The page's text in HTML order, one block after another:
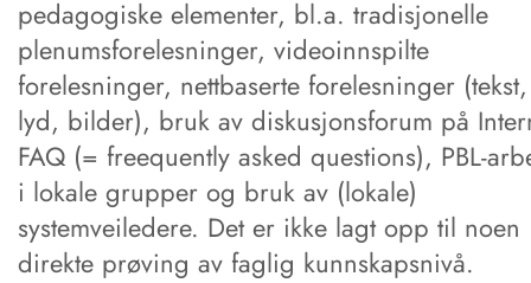
pedagogiske elementer, bl.a. tradisjonelle
plenumsforelesninger, videoinnspilte
forelesninger, nettbaserte forelesninger (tekst,
lyd, bilder), bruk av diskusjonsforum på
FAQ (= freequently asked questions), PBL-
i lokale grupper og bruk av (lokale)
systemveiledere. Det er ikke lagt opp til noen
direkte prøving av faglig kunnskapsnivå.